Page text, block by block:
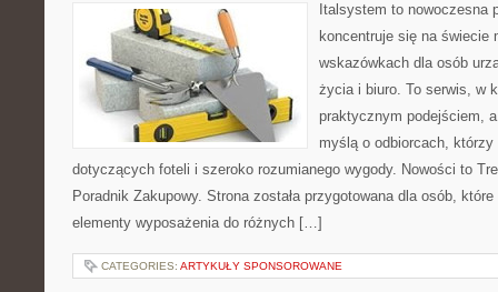
Italsystem to nowoczesna
koncentruje się na świecie
wskazówkach dla osób
życia i biuro. To serwis, w
praktycznym podejściem,
myślą o odbiorcach,
dotyczących foteli i szeroko rozumianego wygody. Nowości to
Poradnik Zakupowy. Strona została przygotowana dla osób,
elementy wyposażenia do różnych […]
CATEGORIES: ARTYKUŁY SPONSOROWANE